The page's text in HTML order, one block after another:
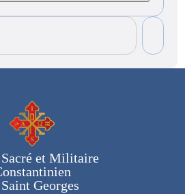
et Militaire
Georges